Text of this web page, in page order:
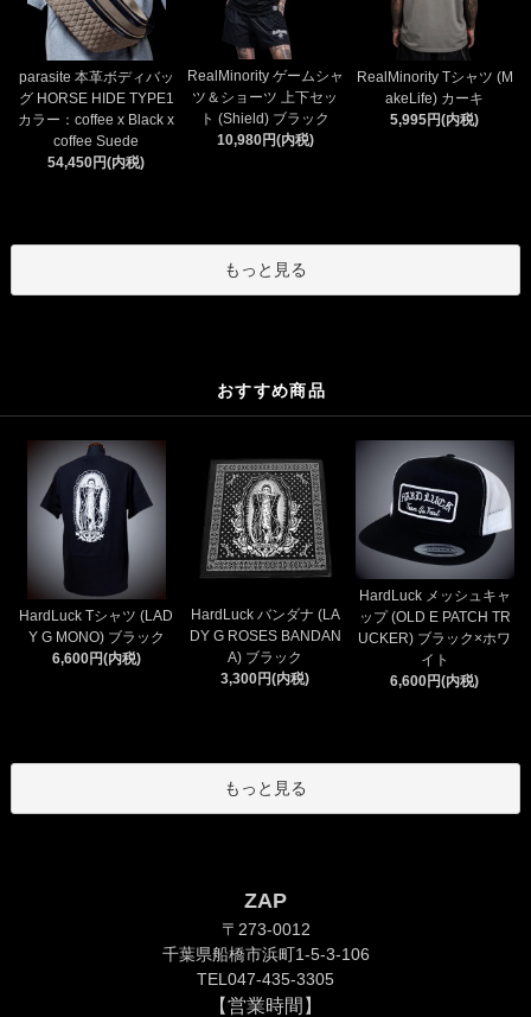
parasite 本革ボディバッ
グ HORSE HIDE TYPE1
カラー：coffee x Black x
coffee Suede
54,450円(内税)
RealMinority ゲームシャ
ツ＆ショーツ 上下セッ
ト (Shield) ブラック
10,980円(内税)
RealMinority Tシャツ (M
akeLife) カーキ
5,995円(内税)
もっと見る
おすすめ商品
HardLuck Tシャツ (LAD
Y G MONO) ブラック
6,600円(内税)
HardLuck バンダナ (LA
DY G ROSES BANDAN
A) ブラック
3,300円(内税)
HardLuck メッシュキャ
ップ (OLD E PATCH TR
UCKER) ブラック×ホワ
イト
6,600円(内税)
もっと見る
ZAP
〒273-0012
千葉県船橋市浜町1-5-3-106
TEL047-435-3305
【営業時間】